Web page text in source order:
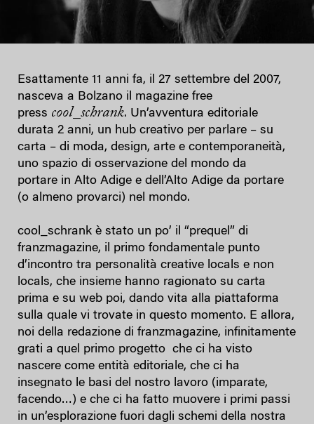
Esattamente 11 anni fa, il 27 settembre del 2007,
nasceva a Bolzano il magazine free
press cool_schrank. Un’avventura editoriale
durata 2 anni, un hub creativo per parlare – su
carta – di moda, design, arte e contemporaneità,
uno spazio di osservazione del mondo da
portare in Alto Adige e dell’Alto Adige da portare
(o almeno provarci) nel mondo.
cool_schrank è stato un po’ il “prequel” di
franzmagazine, il primo fondamentale punto
d’incontro tra personalità creative locals e non
locals, che insieme hanno ragionato su carta
prima e su web poi, dando vita alla piattaforma
sulla quale vi trovate in questo momento. E allora,
noi della redazione di franzmagazine, infinitamente
grati a quel primo progetto che ci ha visto
nascere come entità editoriale, che ci ha
insegnato le basi del nostro lavoro (imparate,
facendo…) e che ci ha fatto muovere i primi passi
in un’esplorazione fuori dagli schemi della nostra